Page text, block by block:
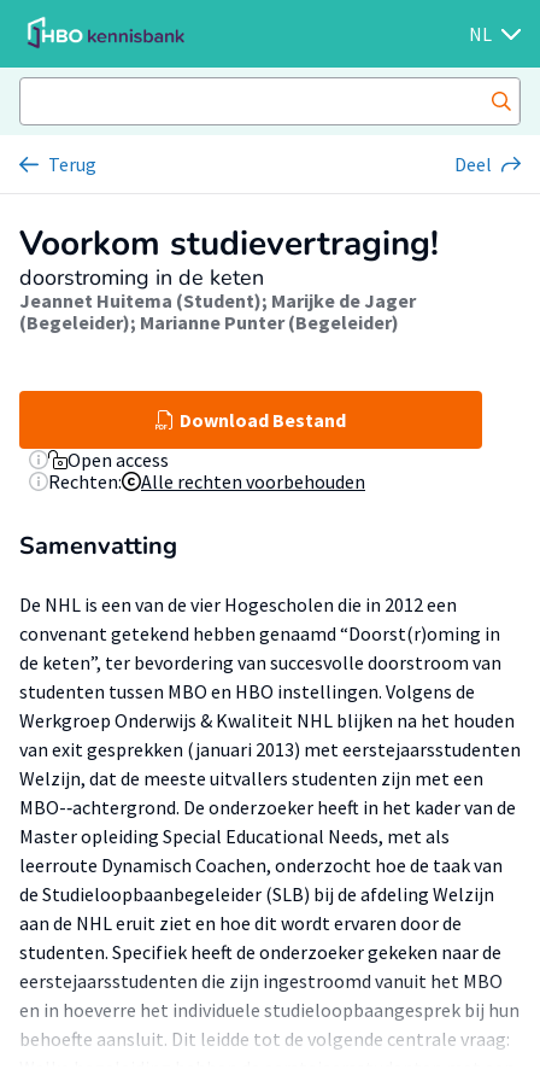
NL
Terug Deel
Voorkom studievertraging!
doorstroming in de keten
Jeannet Huitema (Student); Marijke de Jager
(Begeleider); Marianne Punter (Begeleider)
Download Bestand
Open access
Rechten:
Alle rechten voorbehouden
Samenvatting
De NHL is een van de vier Hogescholen die in 2012 een
convenant getekend hebben genaamd “Doorst(r)oming in
de keten”, ter bevordering van succesvolle doorstroom van
studenten tussen MBO en HBO instellingen. Volgens de
Werkgroep Onderwijs & Kwaliteit NHL blijken na het houden
van exit gesprekken (januari 2013) met eerstejaarsstudenten
Welzijn, dat de meeste uitvallers studenten zijn met een
MBO-‐achtergrond. De onderzoeker heeft in het kader van de
Master opleiding Special Educational Needs, met als
leerroute Dynamisch Coachen, onderzocht hoe de taak van
de Studieloopbaanbegeleider (SLB) bij de afdeling Welzijn
aan de NHL eruit ziet en hoe dit wordt ervaren door de
studenten. Specifiek heeft de onderzoeker gekeken naar de
eerstejaarsstudenten die zijn ingestroomd vanuit het MBO
en in hoeverre het individuele studieloopbaangesprek bij hun
behoefte aansluit. Dit leidde tot de volgende centrale vraag: